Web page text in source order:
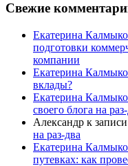
Свежие
Екатерина
подготовки
компании
Екатерина
вклады?
Екатерина
своего блога на
Александр к записи
на раз-два
Екатерина
путевках: как